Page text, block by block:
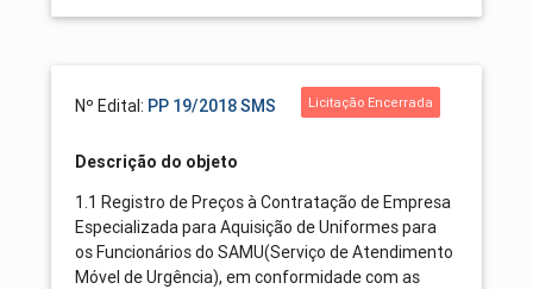
Nº Edital: PP 19/2018 SMS Licitação Encerrada
Descrição do objeto
1.1 Registro de Preços à Contratação de Empresa
Especializada para Aquisição de Uniformes para
os Funcionários do SAMU(Serviço de Atendimento
Móvel de Urgência), em conformidade com as